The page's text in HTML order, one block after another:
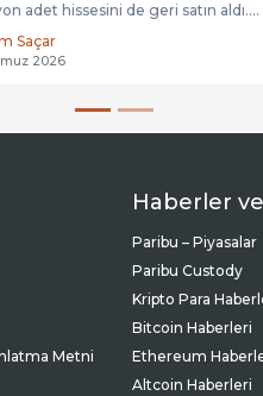
adet hissesini de geri satın aldı....
Saçar
2026
Metni
Haberler
Paribu – Piyasalar
Paribu Custody
Kripto Para
Bitcoin Haberleri
Ethereum
Altcoin Haberleri